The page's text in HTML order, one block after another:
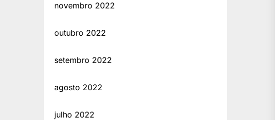
novembro 2022
outubro 2022
setembro 2022
agosto 2022
julho 2022